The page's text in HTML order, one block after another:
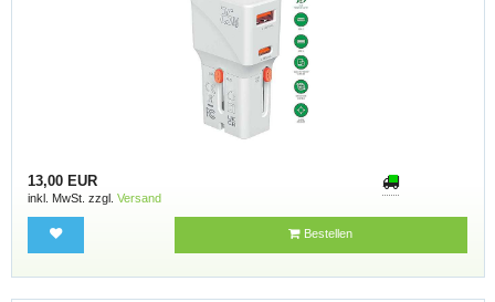
13,00 EUR
inkl. MwSt. zzgl. Versand
Bestellen